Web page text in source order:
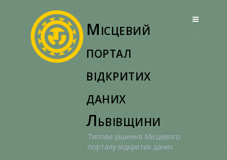
Місцевий
портал
відкритих
даних
Львівщини
Типове рішення Місцевого
порталу відкритих даних